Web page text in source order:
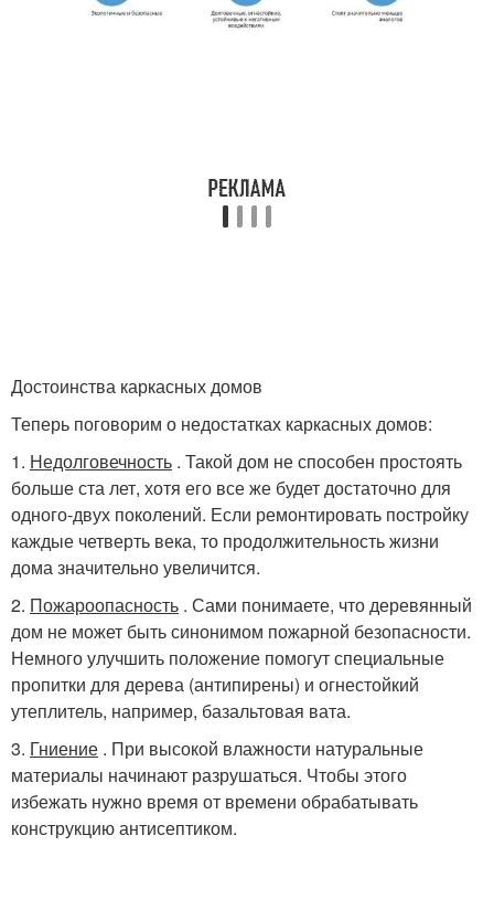
Достоинства каркасных домов
Теперь поговорим о недостатках каркасных домов:
1. Недолговечность . Такой дом не способен простоять
больше ста лет, хотя его все же будет достаточно для
одного-двух поколений. Если ремонтировать постройку
каждые четверть века, то продолжительность жизни
дома значительно увеличится.
2. Пожароопасность . Сами понимаете, что деревянный
дом не может быть синонимом пожарной безопасности.
Немного улучшить положение помогут специальные
пропитки для дерева (антипирены) и огнестойкий
утеплитель, например, базальтовая вата.
3. Гниение . При высокой влажности натуральные
материалы начинают разрушаться. Чтобы этого
избежать нужно время от времени обрабатывать
конструкцию антисептиком.